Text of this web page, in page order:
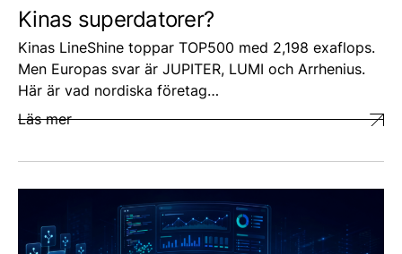
Kinas superdatorer?
Kinas LineShine toppar TOP500 med 2,198 exaflops.
Men Europas svar är JUPITER, LUMI och Arrhenius.
Här är vad nordiska företag…
Läs mer